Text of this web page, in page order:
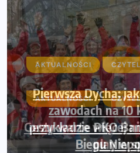
AKTUALNOŚCI
Pierwsza Dycha:
zawodach na
przykładzie PKO
Biegu